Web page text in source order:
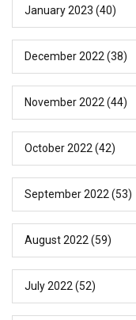
January 2023 (40)
December 2022 (38)
November 2022 (44)
October 2022 (42)
September 2022 (53)
August 2022 (59)
July 2022 (52)